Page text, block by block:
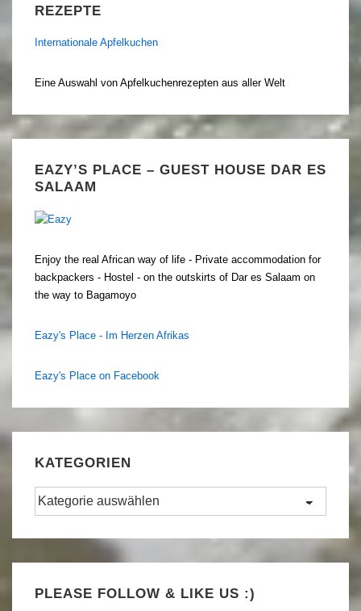
REZEPTE
Internationale Apfelkuchen
Eine Auswahl von Apfelkuchenrezepten aus aller Welt
EAZY’S PLACE – GUEST HOUSE DAR ES
SALAAM
Enjoy the real African way of life - Private accommodation for
backpackers - Hostel - on the outskirts of Dar es Salaam on
the way to Bagamoyo
Eazy's Place - Im Herzen Afrikas
Eazy's Place on Facebook
KATEGORIEN
Kategorien
PLEASE FOLLOW & LIKE US :)